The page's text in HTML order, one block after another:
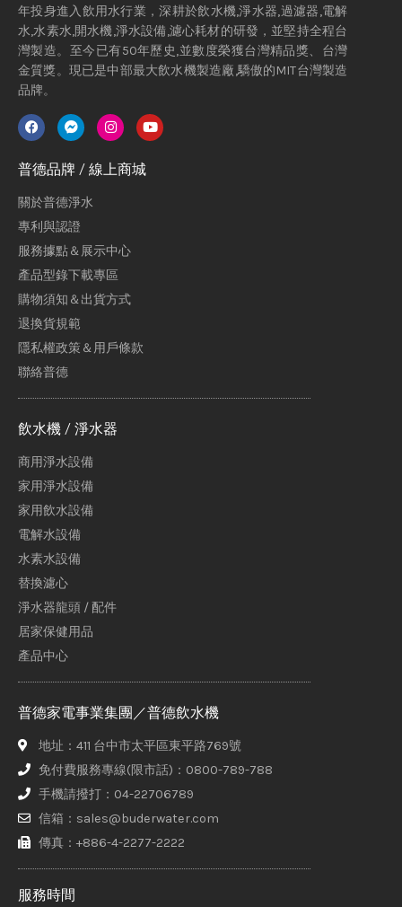
年投身進入飲用水行業，深耕於飲水機,淨水器,過濾器,電解
水,水素水,開水機,淨水設備,濾心耗材的研發，並堅持全程台
灣製造。至今已有50年歷史,並數度榮獲台灣精品獎、台灣
金質獎。現已是中部最大飲水機製造廠,驕傲的MIT台灣製造
品牌。
普德品牌 / 線上商城
關於普德淨水
專利與認證
服務據點＆展示中心
產品型錄下載專區
購物須知＆出貨方式
退換貨規範
隱私權政策＆用戶條款
聯絡普德
飲水機 / 淨水器
商用淨水設備
家用淨水設備
家用飲水設備
電解水設備
水素水設備
替換濾心
淨水器龍頭 / 配件
居家保健用品
產品中心
普德家電事業集團／普德飲水機
地址：411 台中市太平區東平路769號
免付費服務專線(限市話)：0800-789-788
手機請撥打：04-22706789
信箱：sales@buderwater.com
傳真：+886-4-2277-2222
服務時間